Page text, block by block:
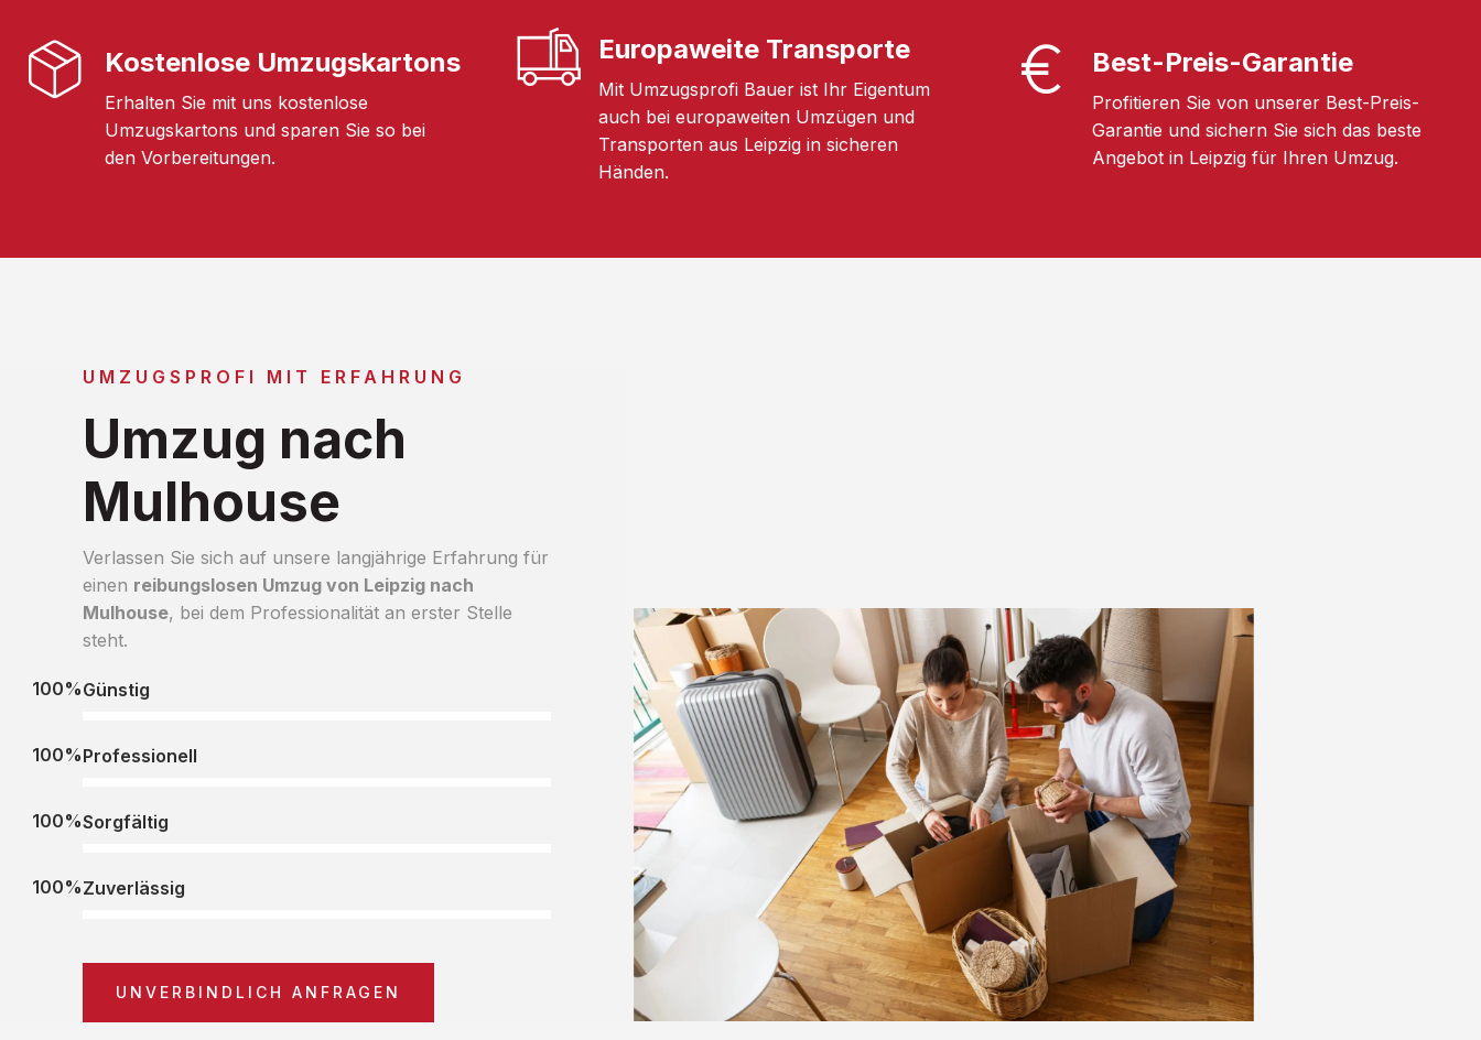
Kostenlose Umzugskartons
Erhalten Sie mit uns kostenlose
Umzugskartons und sparen Sie so bei
den Vorbereitungen.
Europaweite Transporte
Mit Umzugsprofi Bauer ist Ihr Eigentum
auch bei europaweiten Umzügen und
Transporten aus Leipzig in sicheren
Händen.
Best-Preis-Garantie
Profitieren Sie von unserer Best-Preis-
Garantie und sichern Sie sich das beste
Angebot in Leipzig für Ihren Umzug.
UMZUGSPROFI MIT ERFAHRUNG
Umzug nach
Mulhouse
Verlassen Sie sich auf unsere langjährige Erfahrung für
einen reibungslosen Umzug von Leipzig nach
Mulhouse, bei dem Professionalität an erster Stelle
steht.
Günstig
100%
Professionell
100%
Sorgfältig
100%
Zuverlässig
100%
UNVERBINDLICH ANFRAGEN